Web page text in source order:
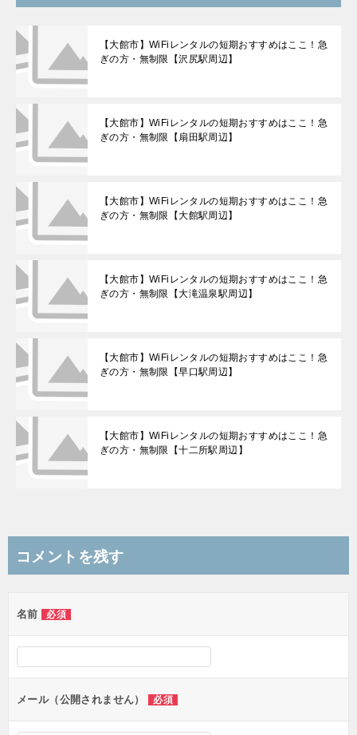
【大館市】WiFiレンタルの短期おすすめはここ！急
ぎの方・無制限【沢尻駅周辺】
【大館市】WiFiレンタルの短期おすすめはここ！急
ぎの方・無制限【扇田駅周辺】
【大館市】WiFiレンタルの短期おすすめはここ！急
ぎの方・無制限【大館駅周辺】
【大館市】WiFiレンタルの短期おすすめはここ！急
ぎの方・無制限【大滝温泉駅周辺】
【大館市】WiFiレンタルの短期おすすめはここ！急
ぎの方・無制限【早口駅周辺】
【大館市】WiFiレンタルの短期おすすめはここ！急
ぎの方・無制限【十二所駅周辺】
コメントを残す
名前 必須
メール（公開されません） 必須